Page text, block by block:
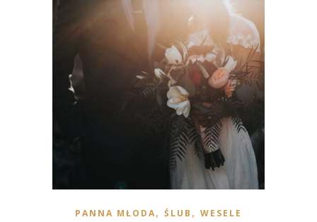
PANNA MŁODA, ŚLUB , WESELE